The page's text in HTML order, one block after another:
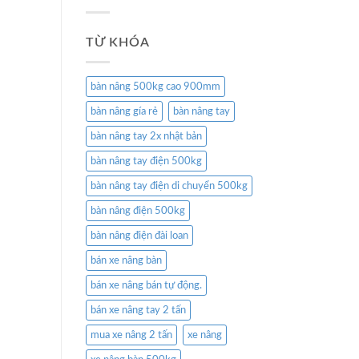
TỪ KHÓA
bàn nâng 500kg cao 900mm
bàn nâng gía rẻ bàn nâng tay
bàn nâng tay 2x nhật bản
bàn nâng tay điện 500kg
bàn nâng tay điện di chuyển 500kg
bàn nâng điện 500kg
bàn nâng điện đài loan
bán xe nâng bàn
bán xe nâng bán tự động.
bán xe nâng tay 2 tấn
mua xe nâng 2 tấn xe nâng